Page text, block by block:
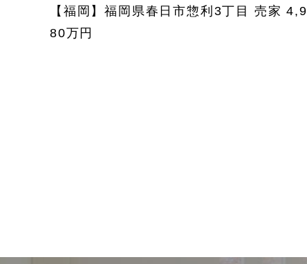
【福岡】福岡県春日市惣利3丁目 売家 4,9
80万円